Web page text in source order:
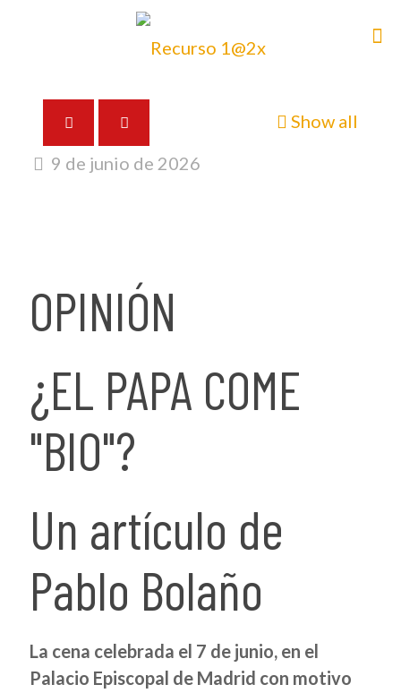
Show all
9 de junio de 2026
OPINIÓN
¿EL PAPA COME
"BIO"?
Un artículo de
Pablo Bolaño
La cena celebrada el 7 de junio, en el
Palacio Episcopal de Madrid con motivo